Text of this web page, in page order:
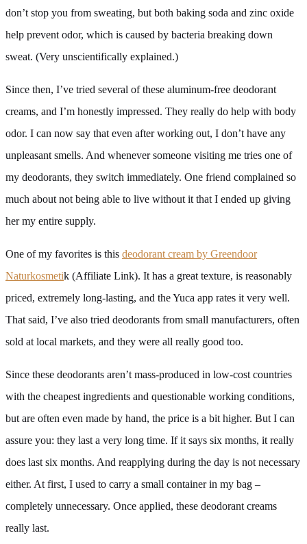
don’t stop you from sweating, but both baking soda and zinc oxide
help prevent odor, which is caused by bacteria breaking down
sweat. (Very unscientifically explained.)
Since then, I’ve tried several of these aluminum-free deodorant
creams, and I’m honestly impressed. They really do help with body
odor. I can now say that even after working out, I don’t have any
unpleasant smells. And whenever someone visiting me tries one of
my deodorants, they switch immediately. One friend complained so
much about not being able to live without it that I ended up giving
her my entire supply.
One of my favorites is this deodorant cream by Greendoor
Naturkosmetik (Affiliate Link). It has a great texture, is reasonably
priced, extremely long-lasting, and the Yuca app rates it very well.
That said, I’ve also tried deodorants from small manufacturers, often
sold at local markets, and they were all really good too.
Since these deodorants aren’t mass-produced in low-cost countries
with the cheapest ingredients and questionable working conditions,
but are often even made by hand, the price is a bit higher. But I can
assure you: they last a very long time. If it says six months, it really
does last six months. And reapplying during the day is not necessary
either. At first, I used to carry a small container in my bag –
completely unnecessary. Once applied, these deodorant creams
really last.